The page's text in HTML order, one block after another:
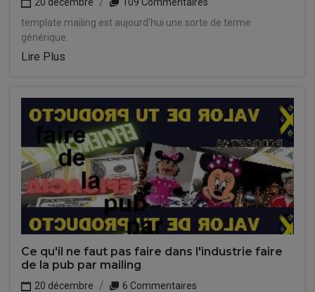
template mailing est aujourd'hui une sorte de terme
générique.
Lire Plus
Ce qu'il ne faut pas faire dans l'industrie faire
de la pub par mailing
20 décembre 6 Commentaires